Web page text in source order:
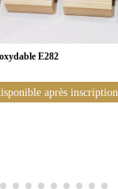
E282
après inscription